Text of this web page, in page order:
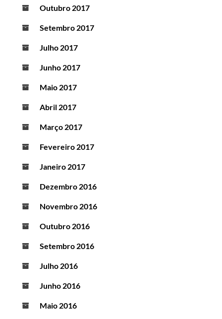
Outubro 2017
Setembro 2017
Julho 2017
Junho 2017
Maio 2017
Abril 2017
Março 2017
Fevereiro 2017
Janeiro 2017
Dezembro 2016
Novembro 2016
Outubro 2016
Setembro 2016
Julho 2016
Junho 2016
Maio 2016